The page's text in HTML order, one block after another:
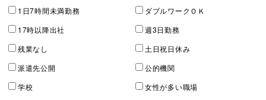
1日7時間未満勤務
ダブルワークＯＫ
17時以降出社
週3日勤務
残業なし
土日祝日休み
派遣先公開
公的機関
学校
女性が多い職場